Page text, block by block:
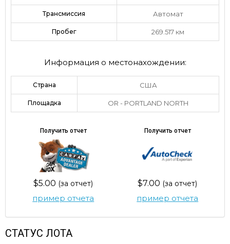
Трансмиссия Автомат
Пробег 269.517 км
Информация о местонахождении:
Страна США
Площадка OR - PORTLAND NORTH
Получить отчет
$5.00 (за отчет)
пример отчета
Получить отчет
$7.00 (за отчет)
пример отчета
СТАТУС ЛОТА